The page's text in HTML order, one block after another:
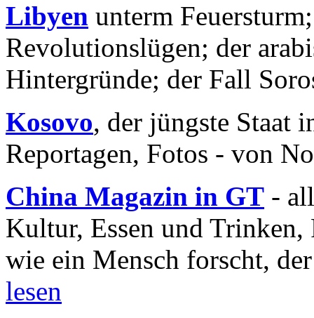
Libyen unterm
Revolutionslügen; der
Hintergründe; der Fall
Kosovo, der jüngste Staat
Reportagen, Fotos - von
China Magazin in GT -
Kultur, Essen und
wie ein Mensch forscht,
lesen